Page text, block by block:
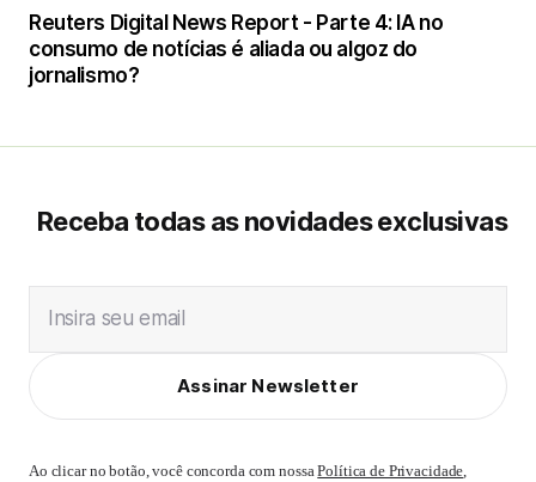
Reuters Digital News Report - Parte 4: IA no
consumo de notícias é aliada ou algoz do
jornalismo?
Receba todas as novidades exclusivas
Insira seu email
Assinar Newsletter
Ao clicar no botão, você concorda com nossaPolítica de Privacidade,